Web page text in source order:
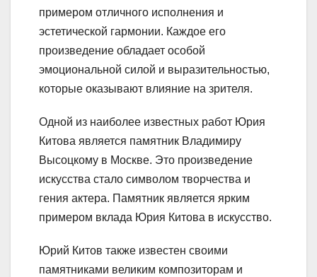
примером отличного исполнения и
эстетической гармонии. Каждое его
произведение обладает особой
эмоциональной силой и выразительностью,
которые оказывают влияние на зрителя.
Одной из наиболее известных работ Юрия
Китова является памятник Владимиру
Высоцкому в Москве. Это произведение
искусства стало символом творчества и
гения актера. Памятник является ярким
примером вклада Юрия Китова в искусство.
Юрий Китов также известен своими
памятниками великим композиторам и